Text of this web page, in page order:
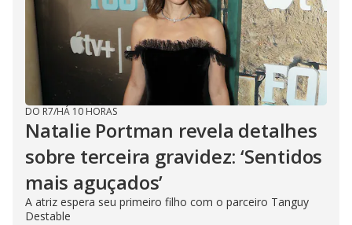
DO R7/HÁ 10 HORAS
Natalie Portman revela detalhes
sobre terceira gravidez: ‘Sentidos
mais aguçados’
A atriz espera seu primeiro filho com o parceiro Tanguy
Destable